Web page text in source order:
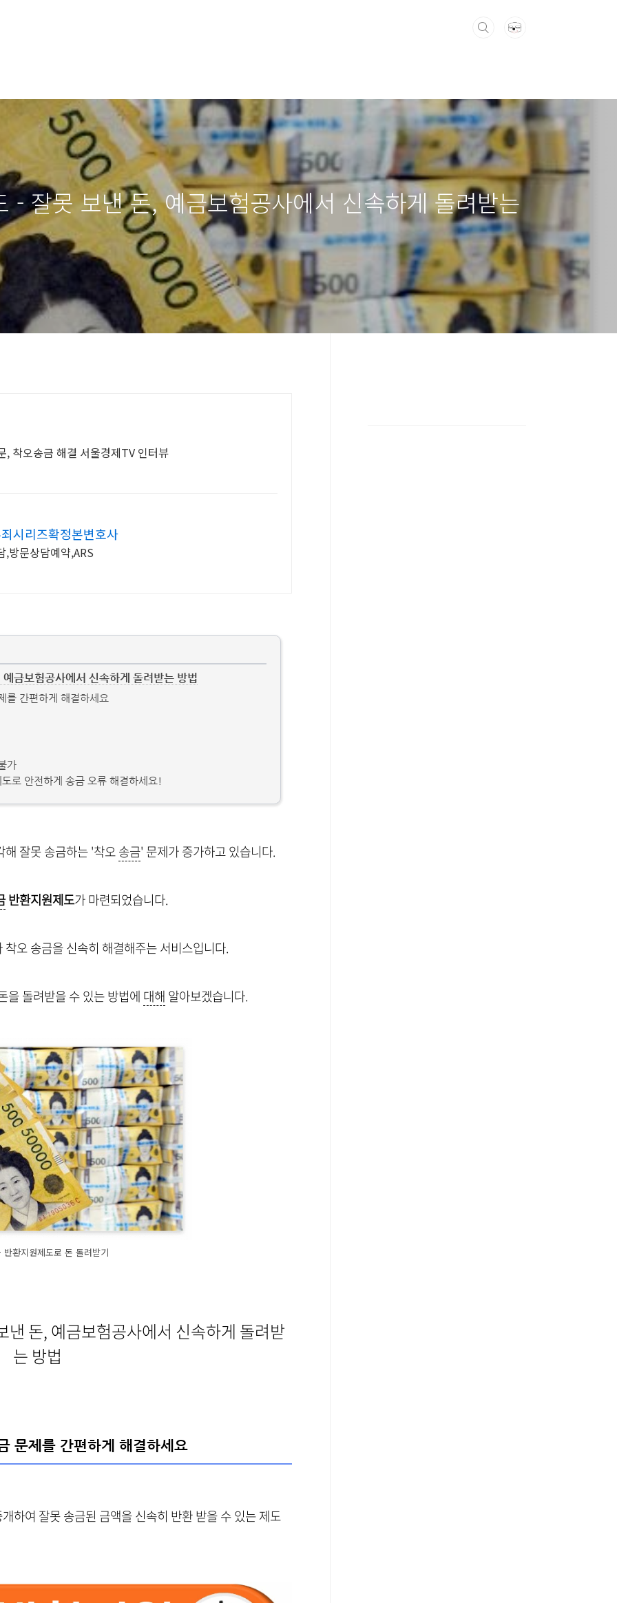
- 잘못 보낸 돈, 예금보험공사에서 신속하게 돌려받는
, 착오송금 해결 서울경제TV 인터뷰
시리즈확정본변호사
방문상담예약,ARS
금보험공사에서 신속하게 돌려받는 방법
를 간편하게 해결하세요
가
로 안전하게 송금 오류 해결하세요!
해 잘못 송금하는 '착오송금' 문제가 증가하고 있습니다.
반환지원제도가 마련되었습니다.
오 송금을 신속히 해결해주는 서비스입니다.
을 돌려받을 수 있는 방법에 대해 알아보겠습니다.
반환지원제도로 돈 돌려받기
돈, 예금보험공사에서 신속하게 돌려받
는 방법
문제를 간편하게 해결하세요
하여 잘못 송금된 금액을 신속히 반환 받을 수 있는 제도